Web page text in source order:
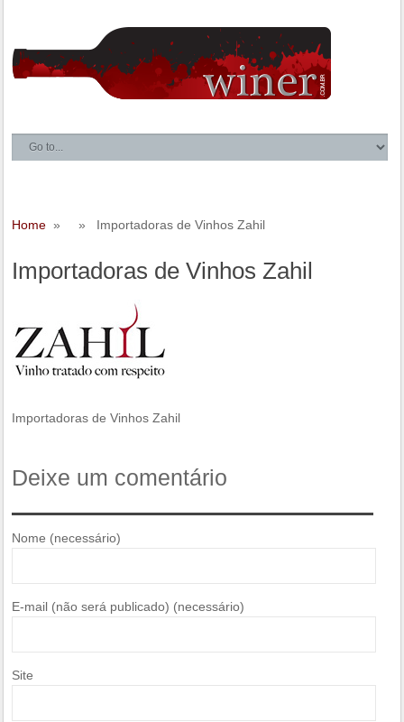
Home » » Importadoras de Vinhos Zahil
Importadoras de Vinhos Zahil
Importadoras de Vinhos Zahil
Deixe um comentário
Nome (necessário)
E-mail (não será publicado) (necessário)
Site